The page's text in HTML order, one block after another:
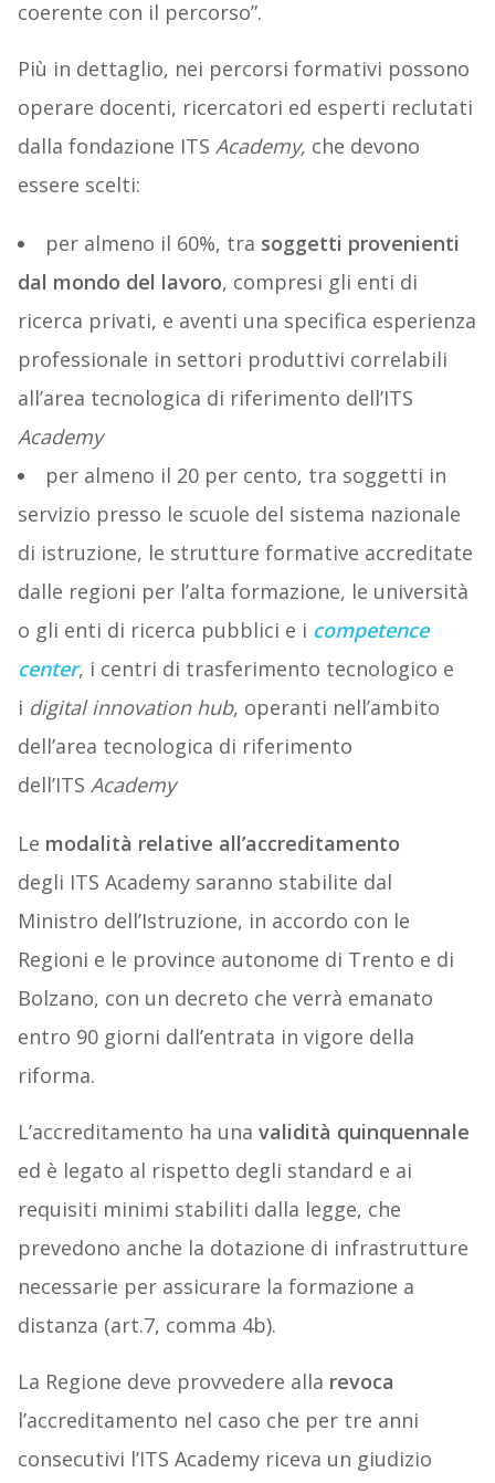
coerente con il percorso”.
Più in dettaglio, nei percorsi formativi possono
operare docenti, ricercatori ed esperti reclutati
dalla fondazione ITS Academy, che devono
essere scelti:
per almeno il 60%, tra soggetti provenienti
dal mondo del lavoro, compresi gli enti di
ricerca privati, e aventi una specifica esperienza
professionale in settori produttivi correlabili
all’area tecnologica di riferimento dell’ITS
Academy
per almeno il 20 per cento, tra soggetti in
servizio presso le scuole del sistema nazionale
di istruzione, le strutture formative accreditate
dalle regioni per l’alta formazione, le università
o gli enti di ricerca pubblici e i competence
center, i centri di trasferimento tecnologico e
i digital innovation hub, operanti nell’ambito
dell’area tecnologica di riferimento
dell’ITS Academy
Le modalità relative all’accreditamento
degli ITS Academy saranno stabilite dal
Ministro dell’Istruzione, in accordo con le
Regioni e le province autonome di Trento e di
Bolzano, con un decreto che verrà emanato
entro 90 giorni dall’entrata in vigore della
riforma.
L’accreditamento ha una validità quinquennale
ed è legato al rispetto degli standard e ai
requisiti minimi stabiliti dalla legge, che
prevedono anche la dotazione di infrastrutture
necessarie per assicurare la formazione a
distanza (art.7, comma 4b).
La Regione deve provvedere alla revoca
l’accreditamento nel caso che per tre anni
consecutivi l’ITS Academy riceva un giudizio